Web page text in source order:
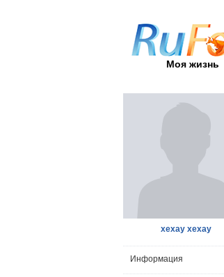
Моя жизнь
xexay xexay
Информация